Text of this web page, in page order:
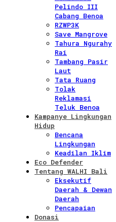
Pelindo III
Cabang Benoa
RZWP3K
Save Mangrove
Tahura Ngurahy
Rai
Tambang Pasir
Laut
Tata Ruang
Tolak
Reklamasi
Teluk Benoa
Kampanye Lingkungan
Hidup
Bencana
Lingkungan
Keadilan Iklim
Eco Defender
Tentang WALHI Bali
Eksekutif
Daerah & Dewan
Daerah
Pencapaian
Donasi